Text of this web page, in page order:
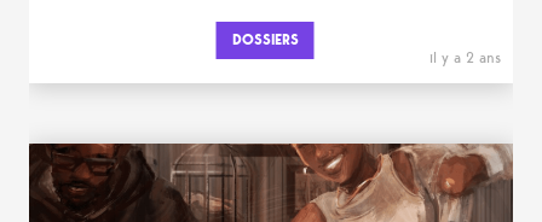
DOSSIERS
il y a 2 ans